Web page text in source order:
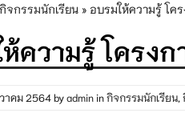
กรกฎาคม 2569 in กิจกรรมครู ผู้บริหาร //
๖๙
รกฎาคม 2569 in กิจกรรมนักเรียน //กิจ
กรกฎาคม 2569 in กิจกรรมนักเรียน // กิ
กิจกรรมนักเรียน » อบรมให้ความรู้ โค
ความรู้ โครง
าคม 2564byadmininกิจกรรมนักเรียน,